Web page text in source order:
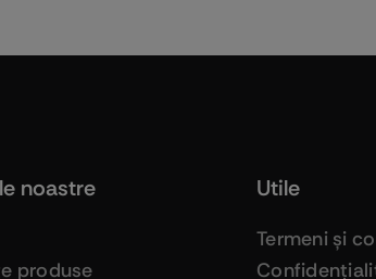
noastre
produse
Utile
Termeni şi